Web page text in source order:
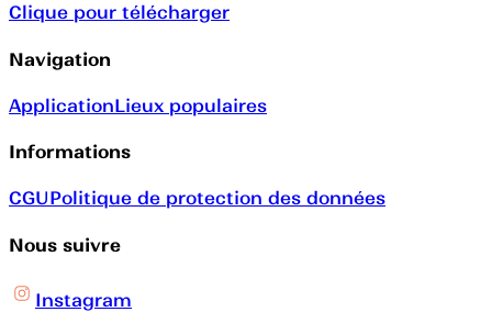
Clique pour télécharger
Navigation
ApplicationLieux populaires
Informations
CGUPolitique de protection des données
Nous suivre
Instagram